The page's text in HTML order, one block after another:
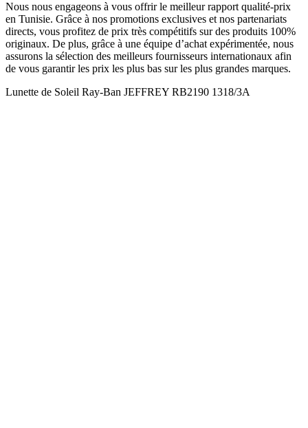
Nous nous engageons à vous offrir le meilleur rapport qualité-prix
en Tunisie. Grâce à nos promotions exclusives et nos partenariats
directs, vous profitez de prix très compétitifs sur des produits 100%
originaux. De plus, grâce à une équipe d’achat expérimentée, nous
assurons la sélection des meilleurs fournisseurs internationaux afin
de vous garantir les prix les plus bas sur les plus grandes marques.
Lunette de Soleil Ray-Ban JEFFREY RB2190 1318/3A